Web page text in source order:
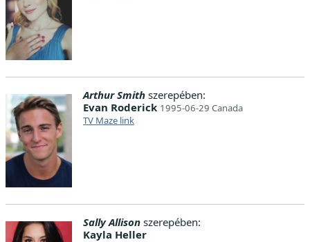
Arthur Smith szerepében:
Evan Roderick 1995-06-29 Canada
TV Maze link
Sally Allison szerepében:
Kayla Heller